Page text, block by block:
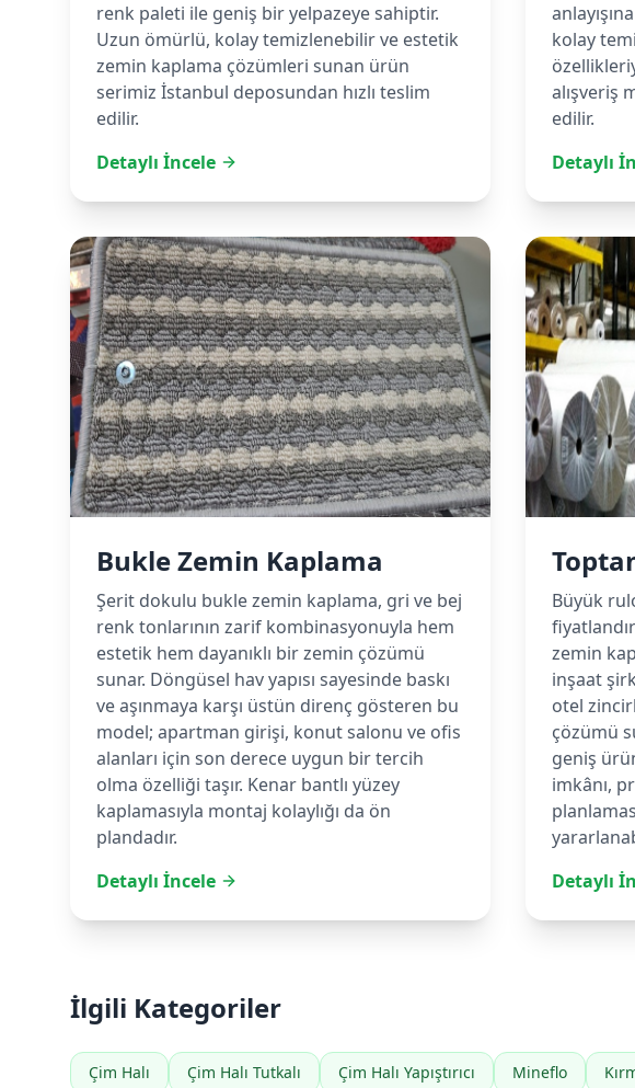
renk paleti ile geniş bir yelpazeye sahiptir.
Uzun ömürlü, kolay temizlenebilir ve estetik
zemin kaplama çözümleri sunan ürün
serimiz İstanbul deposundan hızlı teslim
edilir.
Detaylı İncele
kolay
alışveriş
edilir.
Detaylı
Bukle Zemin Kaplama
Şerit dokulu bukle zemin kaplama, gri ve bej
renk tonlarının zarif kombinasyonuyla hem
estetik hem dayanıklı bir zemin çözümü
sunar. Döngüsel hav yapısı sayesinde baskı
ve aşınmaya karşı üstün direnç gösteren bu
model; apartman girişi, konut salonu ve ofis
alanları için son derece uygun bir tercih
olma özelliği taşır. Kenar bantlı yüzey
kaplamasıyla montaj kolaylığı da ön
plandadır.
Detaylı İncele
Büyük
zemin
inşaat
otel
çözümü
geniş
imkânı,
Detaylı
İlgili Kategoriler
Çim Halı Çim Halı Tutkalı Çim Halı Yapıştırıcı Mineflo